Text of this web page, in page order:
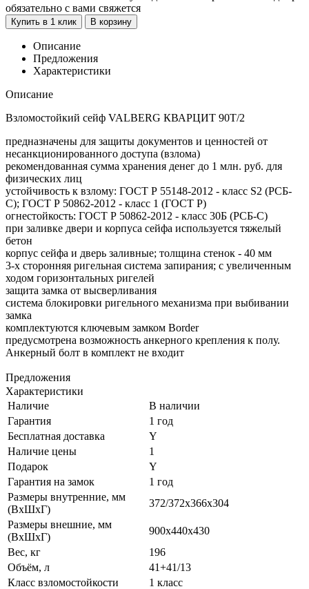
обязательно с вами свяжется
Купить в 1 клик В корзину
Описание
Предложения
Характеристики
Описание
Взломостойкий сейф VALBERG КВАРЦИТ 90Т/2
предназначены для защиты документов и ценностей от
несанкционированного доступа (взлома)
рекомендованная сумма хранения денег до 1 млн. руб. для
физических лиц
устойчивость к взлому: ГОСТ Р 55148-2012 - класс S2 (РСБ-
С); ГОСТ Р 50862-2012 - класс 1 (ГОСТ Р)
огнестойкость: ГОСТ Р 50862-2012 - класс 30Б (РСБ-С)
при заливке двери и корпуса сейфа используется тяжелый
бетон
корпус сейфа и дверь заливные; толщина стенок - 40 мм
3-х сторонняя ригельная система запирания; с увеличенным
ходом горизонтальных ригелей
защита замка от высверливания
система блокировки ригельного механизма при выбивании
замка
комплектуются ключевым замком Border
предусмотрена возможность анкерного крепления к полу.
Анкерный болт в комплект не входит
Предложения
Характеристики
Наличие
В наличии
Гарантия
1 год
Бесплатная доставка
Y
Наличие цены
1
Подарок
Y
Гарантия на замок
1 год
Размеры внутренние, мм
(ВхШхГ)
372/372x366x304
Размеры внешние, мм
(ВхШхГ)
900x440x430
Вес, кг
196
Объём, л
41+41/13
Класс взломостойкости
1 класс